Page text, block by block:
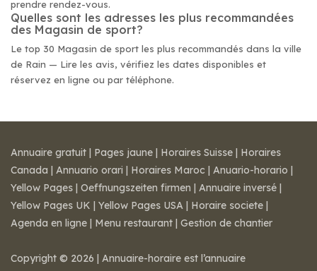
prendre rendez-vous.
Quelles sont les adresses les plus recommandées
des Magasin de sport?
Le top 30 Magasin de sport les plus recommandés dans la ville
de Rain — Lire les avis, vérifiez les dates disponibles et
réservez en ligne ou par téléphone.
Annuaire gratuit | Pages jaune | Horaires Suisse | Horaires
Canada | Annuario orari | Horaires Maroc | Anuario-horario |
Yellow Pages | Oeffnungszeiten firmen | Annuaire inversé |
Yellow Pages UK | Yellow Pages USA | Horaire societe |
Agenda en ligne | Menu restaurant | Gestion de chantier
Copyright © 2026 | Annuaire-horaire est l’annuaire